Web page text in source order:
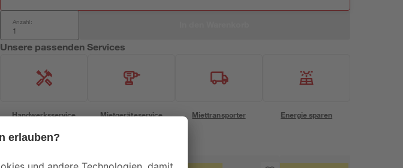
Anzahl:
Unsere passenden Services
Handwerksservice Mietgeräteservice Miettransporter Energie sparen